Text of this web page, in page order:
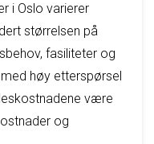
i Oslo varierer
størrelsen på
fasiliteter og
høy etterspørsel
være
og